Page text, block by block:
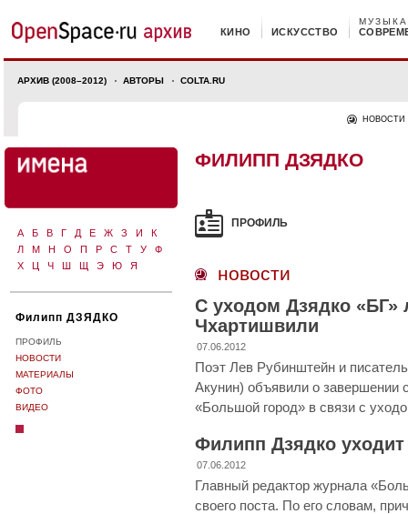
КИНО ИСКУССТВО
МУЗЫКА
АРХИВ (2008–2012) АВТОРЫ COLTA.RU
НОВОСТИ
А Б В Г Д Е Ж З И
К
Л
М Н О П Р С Т У
Ф
Х
Ц Ч Ш Щ Э Ю Я
Филипп ДЗЯДКО
ПРОФИЛЬ
НОВОСТИ
МАТЕРИАЛЫ
ФОТО
ВИДЕО
ФИЛИПП ДЗЯДКО
ПРОФИЛЬ
новости
С уходом Дзядко «БГ»
Чхартишвили
07.06.2012
Поэт Лев Рубинштейн и
Акунин) объявили о завершении
«Большой город» в связи с
Филипп Дзядко
07.06.2012
Главный редактор журнала
своего поста. По его словам,